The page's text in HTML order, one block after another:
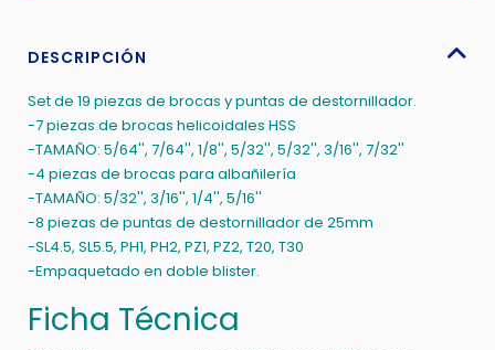
CONCRETO
8PZS
PUNTA
DESTORNILL
cantidad
DESCRIPCIÓN
Set de 19 piezas de brocas y puntas de destornillador.
-7 piezas de brocas helicoidales HSS
-TAMAÑO: 5/64'', 7/64'', 1/8'', 5/32'', 5/32'', 3/16'', 7/32''
-4 piezas de brocas para albañilería
-TAMAÑO: 5/32'', 3/16'', 1/4'', 5/16''
-8 piezas de puntas de destornillador de 25mm
-SL4.5, SL5.5, PH1, PH2, PZ1, PZ2, T20, T30
-Empaquetado en doble blister.
Ficha Técnica